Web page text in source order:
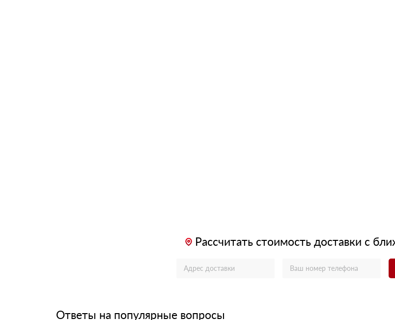
Рассчитать стоимость доставки с
Ответы на популярные вопросы